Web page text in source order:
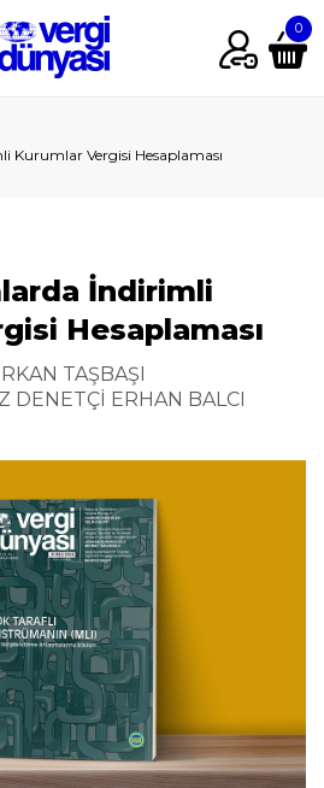
Kurumlar Vergisi Hesaplaması
İndirimli
Hesaplaması
TAŞBAŞI
DENETÇİ ERHAN BALCI